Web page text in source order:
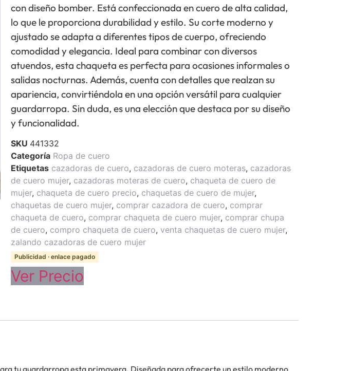
con diseño bomber. Está confeccionada en cuero de alta calidad,
lo que le proporciona durabilidad y estilo. Su corte moderno y
ajustado se adapta a diferentes tipos de cuerpo, ofreciendo
comodidad y elegancia. Ideal para combinar con diversos
atuendos, esta chaqueta es perfecta para ocasiones informales o
salidas nocturnas. Además, cuenta con detalles que realzan su
apariencia, convirtiéndola en una opción versátil para cualquier
guardarropa. Sin duda, es una elección que destaca por su diseño
y funcionalidad.
SKU 441332
Categoría Ropa de cuero
Etiquetas cazadoras de cuero, cazadoras de cuero moteras, cazadoras
de cuero mujer, cazadoras moteras de cuero, chaqueta de cuero de
mujer, chaqueta de cuero precio, chaquetas de cuero de mujer,
chaquetas de cuero mujer, comprar cazadora de cuero, comprar
chaqueta de cuero, comprar chaqueta de cuero mujer, comprar chupa
de cuero, compro chaqueta de cuero, venta chaquetas de cuero mujer,
zalando cazadoras de cuero mujer
Publicidad · enlace pagado
Ver Precio
tu guardarropa esta primavera. Diseñada para ofrecerte un estilo moderno